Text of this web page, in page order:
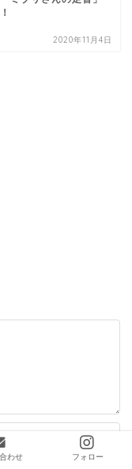
2020年11月4日
わせ フォロー